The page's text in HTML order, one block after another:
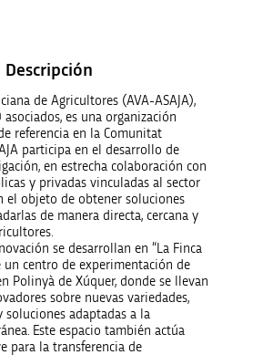
Descripción
de Agricultores (AVA-ASAJA),
es una organización
referencia en la Comunitat
participa en el desarrollo de
en estrecha colaboración con
y privadas vinculadas al sector
el objeto de obtener soluciones
de manera directa, cercana y
se desarrollan en “La Finca
un centro de experimentación de
Polinyà de Xúquer, donde se llevan
sobre nuevas variedades,
soluciones adaptadas a la
Este espacio también actúa
para la transferencia de